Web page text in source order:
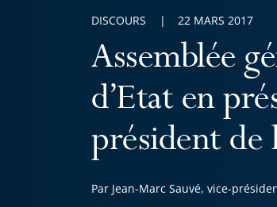
Assemblée
d’Etat en
président de
Par Jean-Marc Sauvé, vice-
DISCOURS 22 MARS 2017